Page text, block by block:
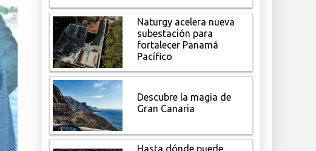
Naturgy acelera nueva
subestación para
fortalecer Panamá
Pacífico
Descubre la magia de
Gran Canaria
Hasta dónde puede